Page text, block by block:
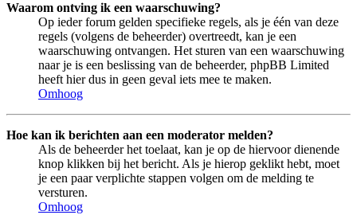
Waarom ontving ik een waarschuwing?
Op ieder forum gelden specifieke regels, als je één van deze
regels (volgens de beheerder) overtreedt, kan je een
waarschuwing ontvangen. Het sturen van een waarschuwing
naar je is een beslissing van de beheerder, phpBB Limited
heeft hier dus in geen geval iets mee te maken.
Omhoog
Hoe kan ik berichten aan een moderator melden?
Als de beheerder het toelaat, kan je op de hiervoor dienende
knop klikken bij het bericht. Als je hierop geklikt hebt, moet
je een paar verplichte stappen volgen om de melding te
versturen.
Omhoog